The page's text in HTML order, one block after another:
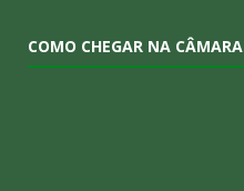
COMO CHEGAR NA CÂMARA